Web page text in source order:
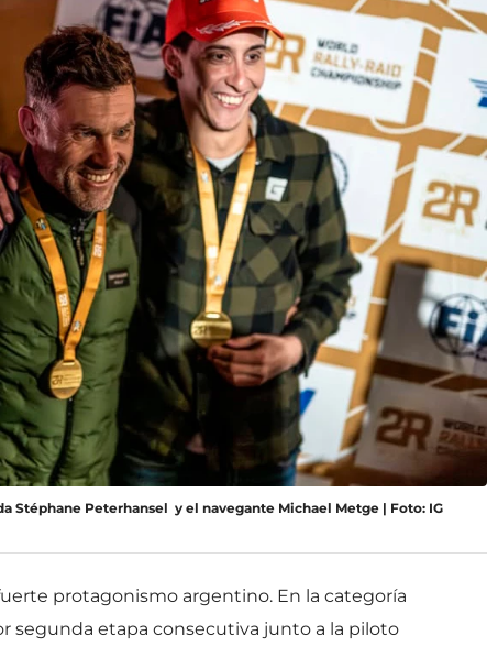
Stéphane Peterhansel y el navegante Michael Metge | Foto: IG
protagonismo argentino. En la categoría
segunda etapa consecutiva junto a la piloto